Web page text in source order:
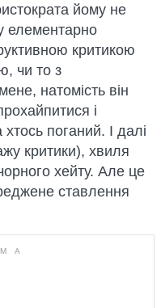
йому не
елементарно
критикою
чи то з
натомість він
і
поганий. І далі
критики), хвиля
хейту. Але це
ставлення